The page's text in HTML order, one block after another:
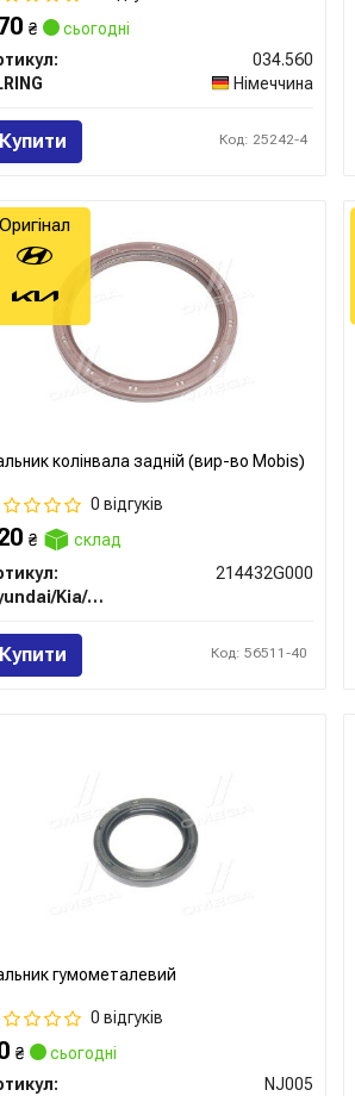
₴
сьогодні
034.560
Німеччина
Купити Код: 25242-4
колінвала задній (вир-во Mobis)
0 відгуків
₴
склад
214432G000
Hyundai/Kia/Mobis
Купити Код: 56511-40
Оригінал
гумометалевий
0 відгуків
₴
сьогодні
NJ005